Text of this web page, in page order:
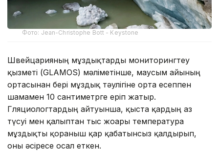
Фото: Jean-Christophe Bott - Keystone
Швейцарияның мұздықтарды мониторингтеу
қызметі (GLAMOS) мәліметінше, маусым айының
ортасынан бері мұздық тәулігіне орта есеппен
шамамен 10 сантиметрге еріп жатыр.
Гляциологтардың айтуынша, қыста қардың аз
түсуі мен қалыптан тыс жоғары температура
мұздықты қорғаныш қар қабатынсыз қалдырып,
оны әсіресе осал еткен.